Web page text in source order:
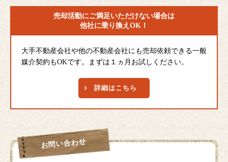
売却活動にご満足いただけない場合は
他社に乗り換えOK！
大手不動産会社や他の不動産会社にも売却依頼できる一般
媒介契約もOKです。まずは１ヵ月お試しください。
詳細はこちら
お問い合わせ